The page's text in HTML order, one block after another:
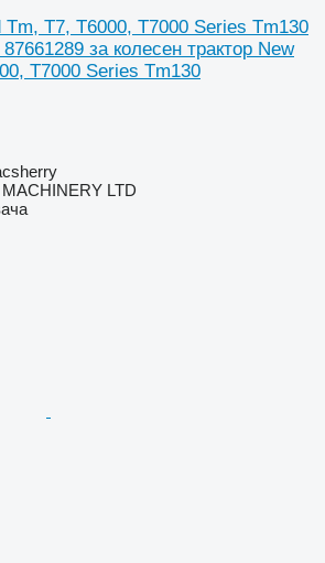
T7, T6000, T7000 Series Tm130
за колесен трактор New
T7000 Series Tm130
LTD